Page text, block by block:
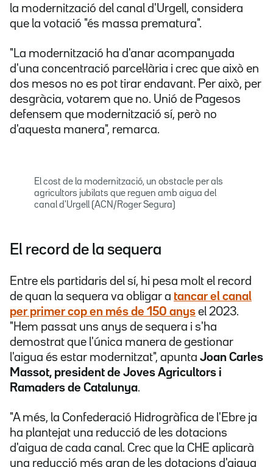
la modernització del canal d'Urgell, considera
que la votació "és massa prematura".
"La modernització ha d'anar acompanyada
d'una concentració parcel·lària i crec que això en
dos mesos no es pot tirar endavant. Per això, per
desgràcia, votarem que no. Unió de Pagesos
defensem que modernització sí, però no
d'aquesta manera", remarca.
El cost de la modernització, un obstacle per als
agricultors jubilats que reguen amb aigua del
canal d'Urgell (ACN/Roger Segura)
El record de la sequera
Entre els partidaris del sí, hi pesa molt el record
de quan la sequera va obligar a tancar el canal
per primer cop en més de 150 anys el 2023.
"Hem passat uns anys de sequera i s'ha
demostrat que l'única manera de gestionar
l'aigua és estar modernitzat", apunta Joan Carles
Massot, president de Joves Agricultors i
Ramaders de Catalunya.
"A més, la Confederació Hidrogràfica de l'Ebre ja
ha plantejat una reducció de les dotacions
d'aigua de cada canal. Crec que la CHE aplicarà
una reducció més gran de les dotacions d'aigua